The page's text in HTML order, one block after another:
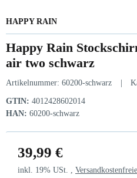
HAPPY RAIN
Happy Rain
air two schwarz
Artikelnummer: 60200-schwarz
GTIN: 4012428602014
HAN: 60200-schwarz
39,99 €
inkl. 19% USt. ,